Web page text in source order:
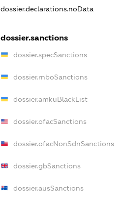
dossier.declarations.noData
dossier.sanctions
dossier.specSanctions
dossier.rnboSanctions
dossier.amkuBlackList
dossier.ofacSanctions
dossier.ofacNonSdnSanctions
dossier.gbSanctions
dossier.ausSanctions